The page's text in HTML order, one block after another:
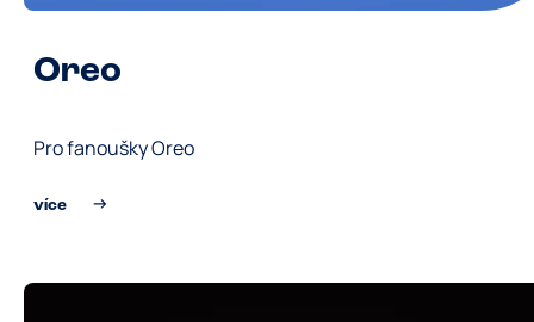
Oreo
Pro fanoušky Oreo
více